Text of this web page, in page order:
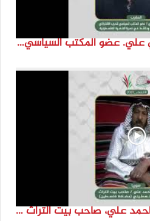
انتماء2021: احمد ايت سي علي. عضو المكتب السياسي للحزب الاشتراكي الموحد المغرب ،المغرب
انتماء2021: الحاج موسى احمد علي، صاحب بيت التراث الوطني الفلسطيني ( مضافة فلسطين)، سوريا